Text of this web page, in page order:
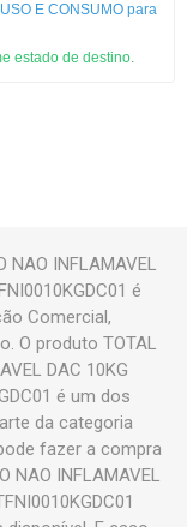
E CONSUMO para
estado de destino.
NAO INFLAMAVEL
é
Comercial,
O produto TOTAL
DAC 10KG
é um dos
da categoria
fazer a compra
NAO INFLAMAVEL